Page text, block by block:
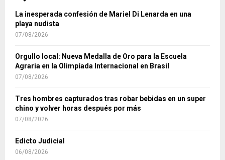
La inesperada confesión de Mariel Di Lenarda en una
playa nudista
07/08/2026
Orgullo local: Nueva Medalla de Oro para la Escuela
Agraria en la Olimpíada Internacional en Brasil
07/08/2026
Tres hombres capturados tras robar bebidas en un super
chino y volver horas después por más
07/08/2026
Edicto Judicial
06/08/2026